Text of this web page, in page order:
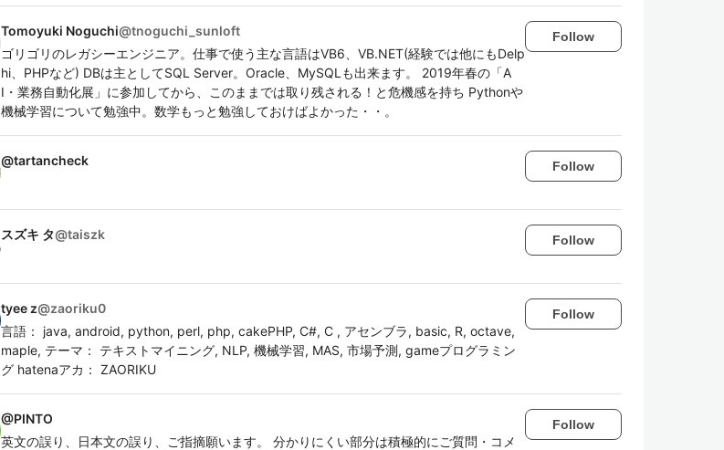
Tomoyuki Noguchi@tnoguchi_sunloft
ゴリゴリのレガシーエンジニア。仕事で使う主な言語はVB6、VB.NET(経験では他にもDelp
hi、PHPなど) DBは主としてSQL Server。Oracle、MySQLも出来ます。 2019年春の「A
I・業務自動化展」に参加してから、このままでは取り残される！と危機感を持ち Pythonや
機械学習について勉強中。数学もっと勉強しておけばよかった・・。
Follow
@tartancheck Follow
スズキ タ@taiszk Follow
tyee z@zaoriku0
言語： java, android, python, perl, php, cakePHP, C#, C , アセンブラ, basic, R, octave,
maple, テーマ： テキストマイニング, NLP, 機械学習, MAS, 市場予測, gameプログラミン
グ hatenaアカ： ZAORIKU
Follow
@PINTO
英文の誤り、日本文の誤り、ご指摘願います。 分かりにくい部分は積極的にご質問・コメ
Follow